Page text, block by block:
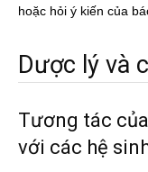
hoặc hỏi ý kiến của
Dược lý và
Tương tác
với các hệ